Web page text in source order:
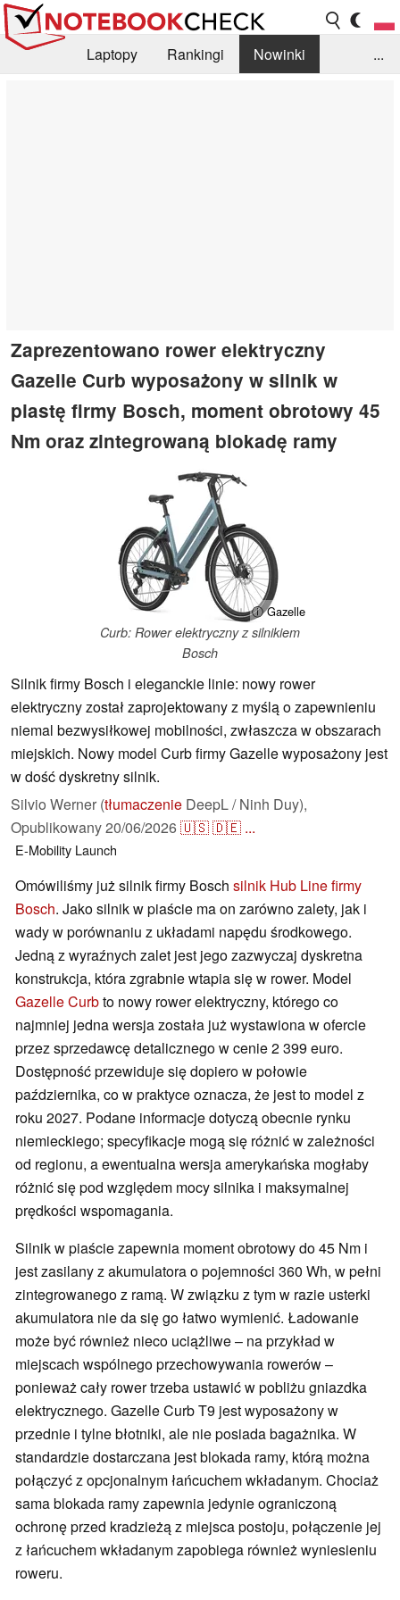
Laptopy Rankingi
Nowinki
...
Zaprezentowano rower elektryczny
Gazelle Curb wyposażony w silnik w
piastę firmy Bosch, moment obrotowy 45
Nm oraz zintegrowaną blokadę ramy
ⓘ Gazelle
Curb: Rower elektryczny z silnikiem
Bosch
Silnik firmy Bosch i eleganckie linie: nowy rower
elektryczny został zaprojektowany z myślą o zapewnieniu
niemal bezwysiłkowej mobilności, zwłaszcza w obszarach
miejskich. Nowy model Curb firmy Gazelle wyposażony jest
w dość dyskretny silnik.
Silvio Werner (tłumaczenie DeepL / Ninh Duy),
Opublikowany20/06/2026🇺🇸🇩🇪 ...
E-Mobility Launch
Omówiliśmy już silnik firmy Bosch silnik Hub Line firmy
Bosch. Jako silnik w piaście ma on zarówno zalety, jak i
wady w porównaniu z układami napędu środkowego.
Jedną z wyraźnych zalet jest jego zazwyczaj dyskretna
konstrukcja, która zgrabnie wtapia się w rower. Model
Gazelle Curbto nowy rower elektryczny, którego co
najmniej jedna wersja została już wystawiona w ofercie
przez sprzedawcę detalicznego w cenie 2 399 euro.
Dostępność przewiduje się dopiero w połowie
października, co w praktyce oznacza, że jest to model z
roku 2027. Podane informacje dotyczą obecnie rynku
niemieckiego; specyfikacje mogą się różnić w zależności
od regionu, a ewentualna wersja amerykańska mogłaby
różnić się pod względem mocy silnika i maksymalnej
prędkości wspomagania.
Silnik w piaście zapewnia moment obrotowy do 45 Nm i
jest zasilany z akumulatora o pojemności 360 Wh, w pełni
zintegrowanego z ramą. W związku z tym w razie usterki
akumulatora nie da się go łatwo wymienić. Ładowanie
może być również nieco uciążliwe – na przykład w
miejscach wspólnego przechowywania rowerów –
ponieważ cały rower trzeba ustawić w pobliżu gniazdka
elektrycznego. Gazelle Curb T9 jest wyposażony w
przednie i tylne błotniki, ale nie posiada bagażnika. W
standardzie dostarczana jest blokada ramy, którą można
połączyć z opcjonalnym łańcuchem wkładanym. Chociaż
sama blokada ramy zapewnia jedynie ograniczoną
ochronę przed kradzieżą z miejsca postoju, połączenie jej
z łańcuchem wkładanym zapobiega również wyniesieniu
roweru.